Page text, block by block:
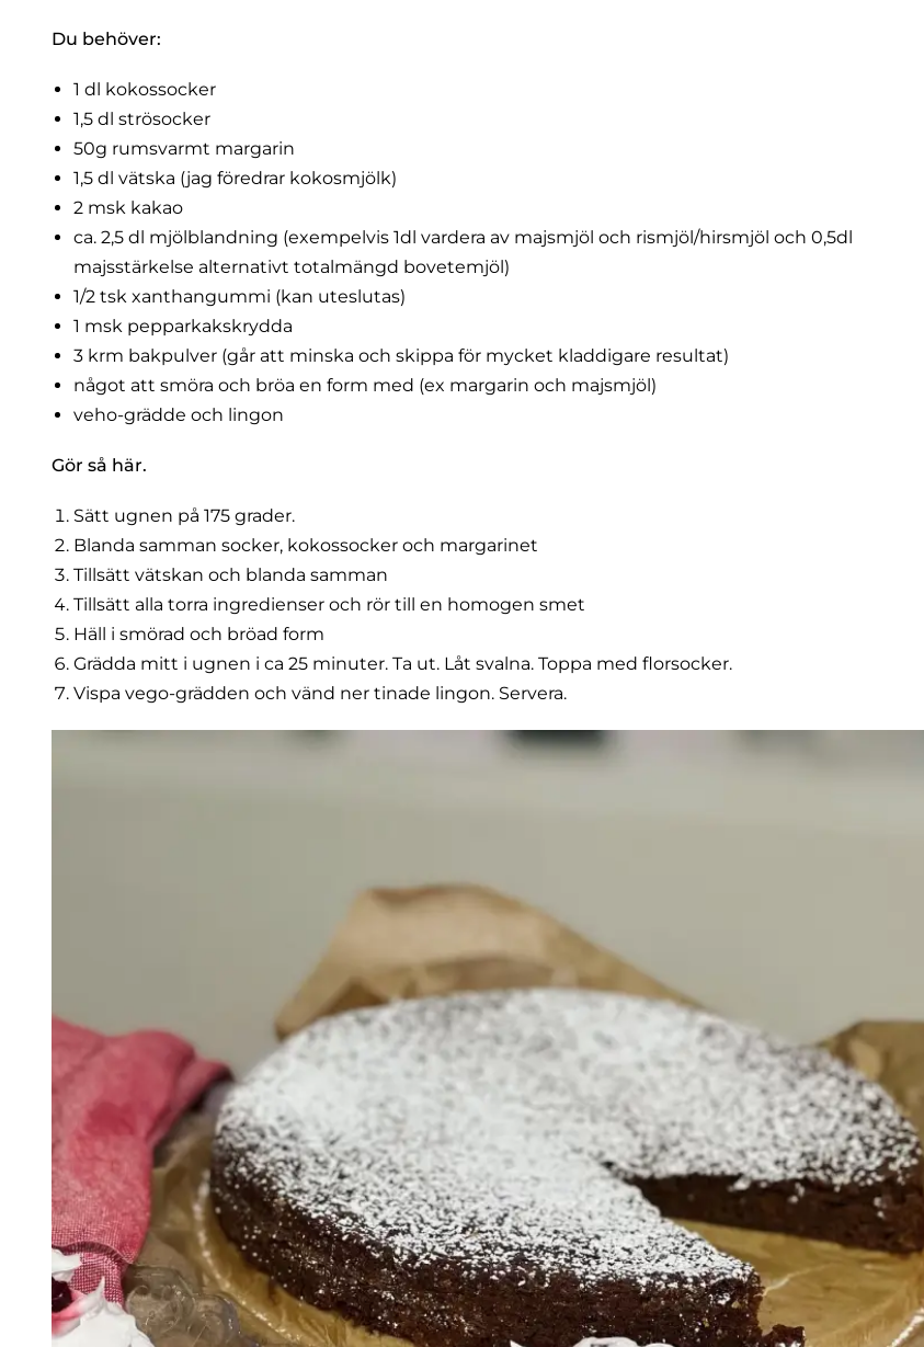
Du behöver:
1 dl kokossocker
1,5 dl strösocker
50g rumsvarmt margarin
1,5 dl vätska (jag föredrar kokosmjölk)
2 msk kakao
ca. 2,5 dl mjölblandning (exempelvis 1dl vardera av majsmjöl och rismjöl/hirsmjöl och 0,5dl
majsstärkelse alternativt totalmängd bovetemjöl)
1/2 tsk xanthangummi (kan uteslutas)
1 msk pepparkakskrydda
3 krm bakpulver (går att minska och skippa för mycket kladdigare resultat)
något att smöra och bröa en form med (ex margarin och majsmjöl)
veho-grädde och lingon
Gör så här.
Sätt ugnen på 175 grader.
Blanda samman socker, kokossocker och margarinet
Tillsätt vätskan och blanda samman
Tillsätt alla torra ingredienser och rör till en homogen smet
Häll i smörad och bröad form
Grädda mitt i ugnen i ca 25 minuter. Ta ut. Låt svalna. Toppa med florsocker.
Vispa vego-grädden och vänd ner tinade lingon. Servera.